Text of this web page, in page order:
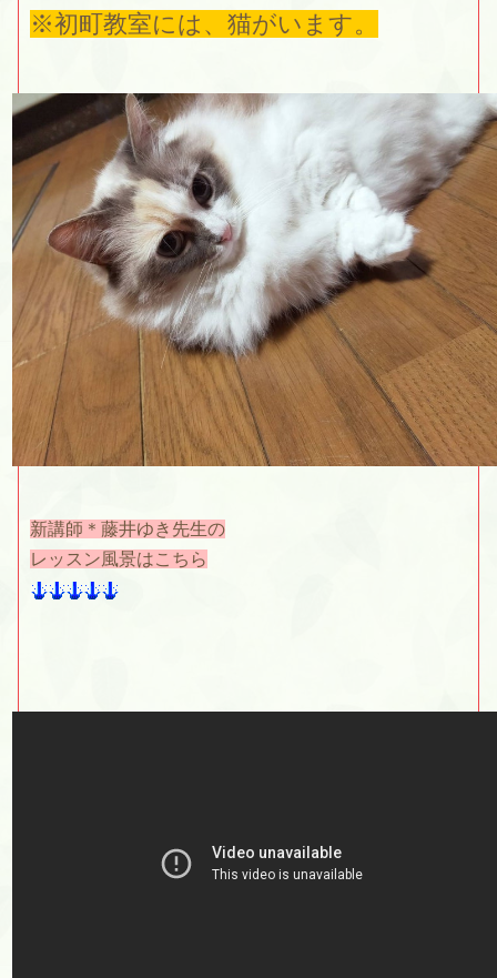
※初町教室には、猫がいます。
新講師＊藤井ゆき先生の
レッスン風景はこちら